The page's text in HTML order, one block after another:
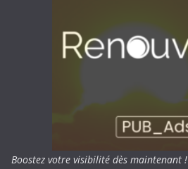
Boostez votre visibilité dès maintenant !